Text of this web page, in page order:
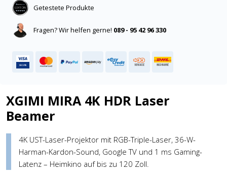
Getestete Produkte
Fragen? Wir helfen gerne! 089 - 95 42 96 330
XGIMI MIRA 4K HDR Laser
Beamer
4K UST-Laser-Projektor mit RGB-Triple-Laser, 36-W-
Harman-Kardon-Sound, Google TV und 1 ms Gaming-
Latenz – Heimkino auf bis zu 120 Zoll.